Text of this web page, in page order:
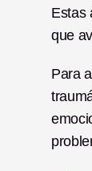
Estas
que
Para